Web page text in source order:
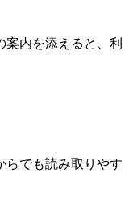
案内を添えると、利
らでも読み取りやす